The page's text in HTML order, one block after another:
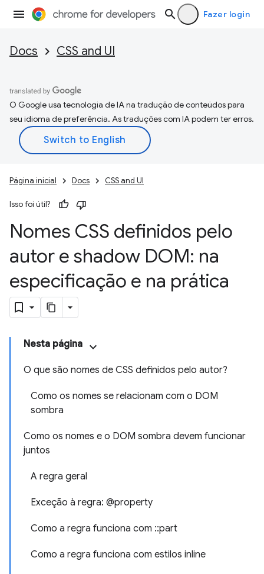
Fazer login
Docs CSS and UI
O Google usa tecnologia de IA na tradução de conteúdos para
seu idioma de preferência. As traduções com IA podem ter erros.
Página inicial Docs CSS and UI
Isso foi útil?
Nomes CSS definidos pelo
autor e shadow DOM: na
especificação e na prática
Nesta página
O que são nomes de CSS definidos pelo autor?
Como os nomes se relacionam com o DOM
sombra
Como os nomes e o DOM sombra devem funcionar
juntos
A regra geral
Exceção à regra: @property
Como a regra funciona com ::part
Como a regra funciona com estilos inline